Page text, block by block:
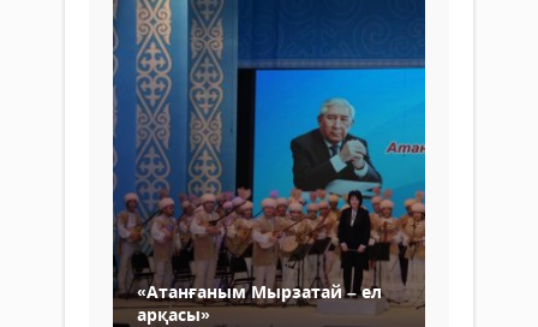
«Атанғаным Мырзатай – ел
арқасы»